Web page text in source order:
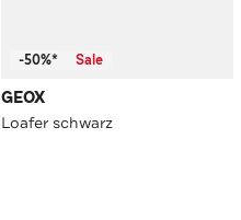
-50%* Sale
GEOX
Loafer schwarz